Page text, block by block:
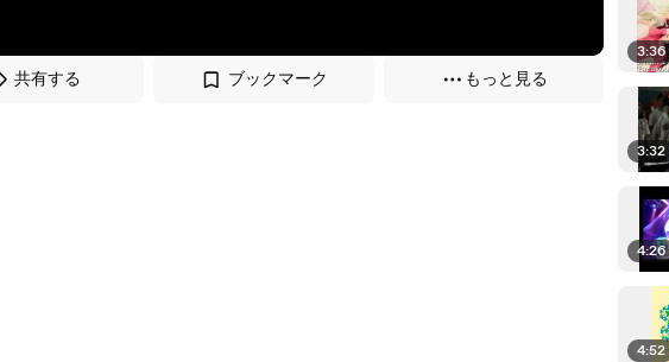
共有する ブックマーク もっと見る
3:36
3:32
4:26
4:52